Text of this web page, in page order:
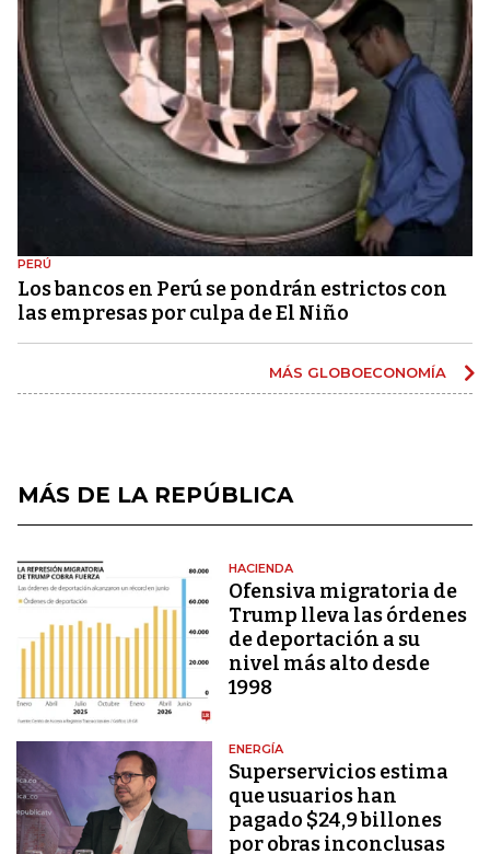
PERÚ
Los bancos en Perú se pondrán estrictos con
las empresas por culpa de El Niño
MÁS GLOBOECONOMÍA
MÁS DE LA REPÚBLICA
HACIENDA
Ofensiva migratoria de
Trump lleva las órdenes
de deportación a su
nivel más alto desde
1998
ENERGÍA
Superservicios estima
que usuarios han
pagado $24,9 billones
por obras inconclusas